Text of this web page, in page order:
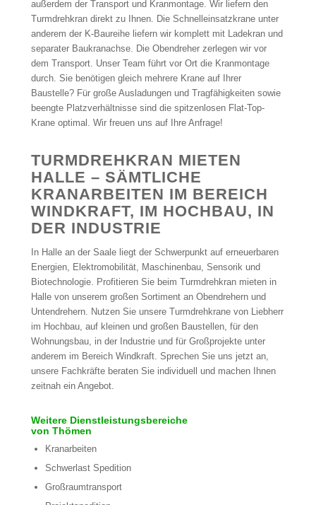
außerdem der Transport und Kranmontage. Wir liefern den
Turmdrehkran direkt zu Ihnen. Die Schnelleinsatzkrane unter
anderem der K-Baureihe liefern wir komplett mit Ladekran und
separater Baukranachse. Die Obendreher zerlegen wir vor
dem Transport. Unser Team führt vor Ort die Kranmontage
durch. Sie benötigen gleich mehrere Krane auf Ihrer
Baustelle? Für große Ausladungen und Tragfähigkeiten sowie
beengte Platzverhältnisse sind die spitzenlosen Flat-Top-
Krane optimal. Wir freuen uns auf Ihre Anfrage!
TURMDREHKRAN MIETEN
HALLE – SÄMTLICHE
KRANARBEITEN IM BEREICH
WINDKRAFT, IM HOCHBAU, IN
DER INDUSTRIE
In Halle an der Saale liegt der Schwerpunkt auf erneuerbaren
Energien, Elektromobilität, Maschinenbau, Sensorik und
Biotechnologie. Profitieren Sie beim Turmdrehkran mieten in
Halle von unserem großen Sortiment an Obendrehern und
Untendrehern. Nutzen Sie unsere Turmdrehkrane von Liebherr
im Hochbau, auf kleinen und großen Baustellen, für den
Wohnungsbau, in der Industrie und für Großprojekte unter
anderem im Bereich Windkraft. Sprechen Sie uns jetzt an,
unsere Fachkräfte beraten Sie individuell und machen Ihnen
zeitnah ein Angebot.
Weitere Dienstleistungsbereiche
von Thömen
Kranarbeiten
Schwerlast Spedition
Großraumtransport